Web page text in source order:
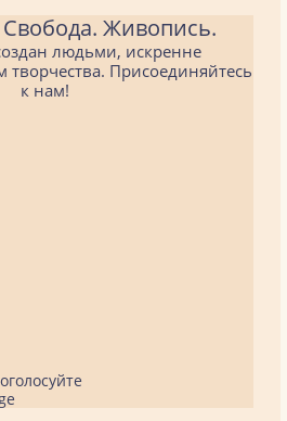
Свобода. Живопись.
людьми, искренне
Присоединяйтесь
к нам!